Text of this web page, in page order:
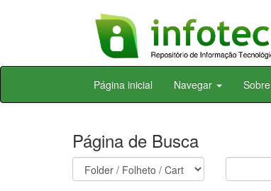
Skip
Página inicial Navegar Sobre
Página de Busca